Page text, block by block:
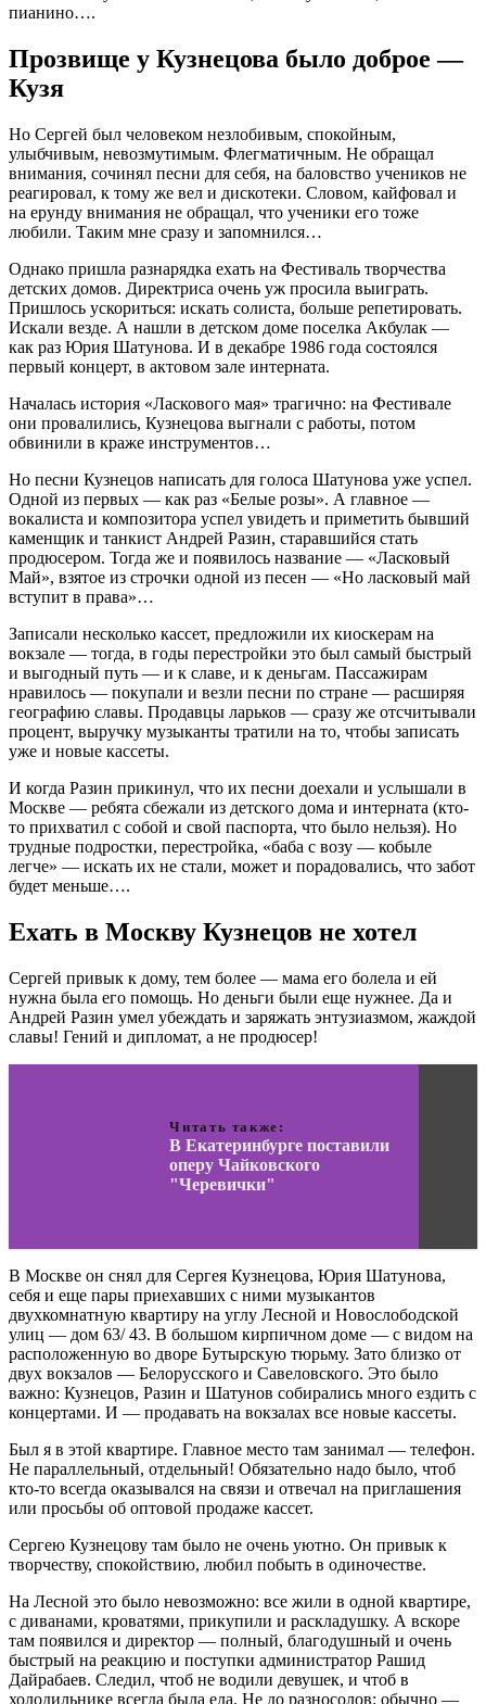
пианино….
Прозвище у Кузнецова было доброе —
Кузя
Но Сергей был человеком незлобивым, спокойным,
улыбчивым, невозмутимым. Флегматичным. Не обращал
внимания, сочинял песни для себя, на баловство учеников не
реагировал, к тому же вел и дискотеки. Словом, кайфовал и
на ерунду внимания не обращал, что ученики его тоже
любили. Таким мне сразу и запомнился…
Однако пришла разнарядка ехать на Фестиваль творчества
детских домов. Директриса очень уж просила выиграть.
Пришлось ускориться: искать солиста, больше репетировать.
Искали везде. А нашли в детском доме поселка Акбулак —
как раз Юрия Шатунова. И в декабре 1986 года состоялся
первый концерт, в актовом зале интерната.
Началась история «Ласкового мая» трагично: на Фестивале
они провалились, Кузнецова выгнали с работы, потом
обвинили в краже инструментов…
Но песни Кузнецов написать для голоса Шатунова уже успел.
Одной из первых — как раз «Белые розы». А главное —
вокалиста и композитора успел увидеть и приметить бывший
каменщик и танкист Андрей Разин, старавшийся стать
продюсером. Тогда же и появилось название — «Ласковый
Май», взятое из строчки одной из песен — «Но ласковый май
вступит в права»…
Записали несколько кассет, предложили их киоскерам на
вокзале — тогда, в годы перестройки это был самый быстрый
и выгодный путь — и к славе, и к деньгам. Пассажирам
нравилось — покупали и везли песни по стране — расширяя
географию славы. Продавцы ларьков — сразу же отсчитывали
процент, выручку музыканты тратили на то, чтобы записать
уже и новые кассеты.
И когда Разин прикинул, что их песни доехали и услышали в
Москве — ребята сбежали из детского дома и интерната (кто-
то прихватил с собой и свой паспорта, что было нельзя). Но
трудные подростки, перестройка, «баба с возу — кобыле
легче» — искать их не стали, может и порадовались, что забот
будет меньше….
Ехать в Москву Кузнецов не хотел
Сергей привык к дому, тем более — мама его болела и ей
нужна была его помощь. Но деньги были еще нужнее. Да и
Андрей Разин умел убеждать и заряжать энтузиазмом, жаждой
славы! Гений и дипломат, а не продюсер!
Читать также:
В Екатеринбурге поставили
оперу Чайковского
"Черевички"
В Москве он снял для Сергея Кузнецова, Юрия Шатунова,
себя и еще пары приехавших с ними музыкантов
двухкомнатную квартиру на углу Лесной и Новослободской
улиц — дом 63/ 43. В большом кирпичном доме — с видом на
расположенную во дворе Бутырскую тюрьму. Зато близко от
двух вокзалов — Белорусского и Савеловского. Это было
важно: Кузнецов, Разин и Шатунов собирались много ездить с
концертами. И — продавать на вокзалах все новые кассеты.
Был я в этой квартире. Главное место там занимал — телефон.
Не параллельный, отдельный! Обязательно надо было, чтоб
кто-то всегда оказывался на связи и отвечал на приглашения
или просьбы об оптовой продаже кассет.
Сергею Кузнецову там было не очень уютно. Он привык к
творчеству, спокойствию, любил побыть в одиночестве.
На Лесной это было невозможно: все жили в одной квартире,
с диванами, кроватями, прикупили и раскладушку. А вскоре
там появился и директор — полный, благодушный и очень
быстрый на реакцию и поступки администратор Рашид
Дайрабаев. Следил, чтоб не водили девушек, и чтоб в
холодильнике всегда была еда. Не до разносолов: обычно —